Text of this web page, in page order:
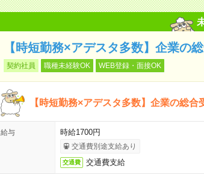
【時短勤務×アデスタ多数】企業の
契約社員 職種未経験OK WEB登録・面接OK
【時短勤務×アデスタ多数】企業の総合
給与 時給1700円
交通費別途支給あり
交通費 交通費支給